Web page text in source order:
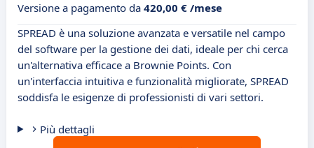
Versione a pagamento da 420,00 € /mese
SPREAD è una soluzione avanzata e versatile nel campo
del software per la gestione dei dati, ideale per chi cerca
un'alternativa efficace a Brownie Points. Con
un'interfaccia intuitiva e funzionalità migliorate, SPREAD
soddisfa le esigenze di professionisti di vari settori.
Più dettagli